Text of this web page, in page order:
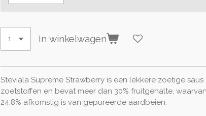
In winkelwagen
Steviala Supreme Strawberry is een lekkere zoetige
zoetstoffen en bevat meer dan 30% fruitgehalte,
24,8% afkomstig is van gepureerde aardbeien.